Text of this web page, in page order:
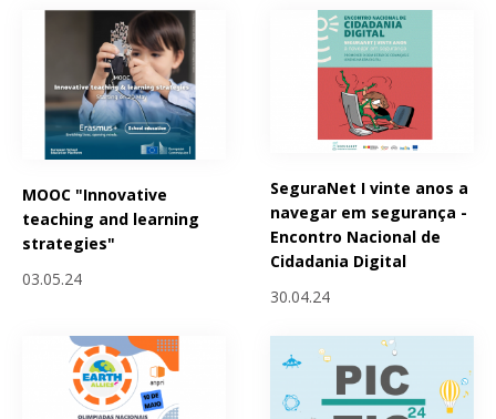
MOOC "Innovative
teaching and learning
strategies"
03.05.24
SeguraNet I vinte anos a
navegar em segurança -
Encontro Nacional de
Cidadania Digital
30.04.24
Páginas